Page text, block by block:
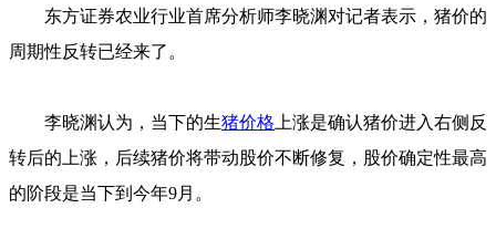
东方证券农业行业首席分析师李晓渊对记者表示，猪价的
周期性反转已经来了。
李晓渊认为，当下的生猪价格 上涨是确认猪价进入右侧反
转后的上涨，后续猪价将带动股价不断修复，股价确定性最高
的阶段是当下到今年9月。